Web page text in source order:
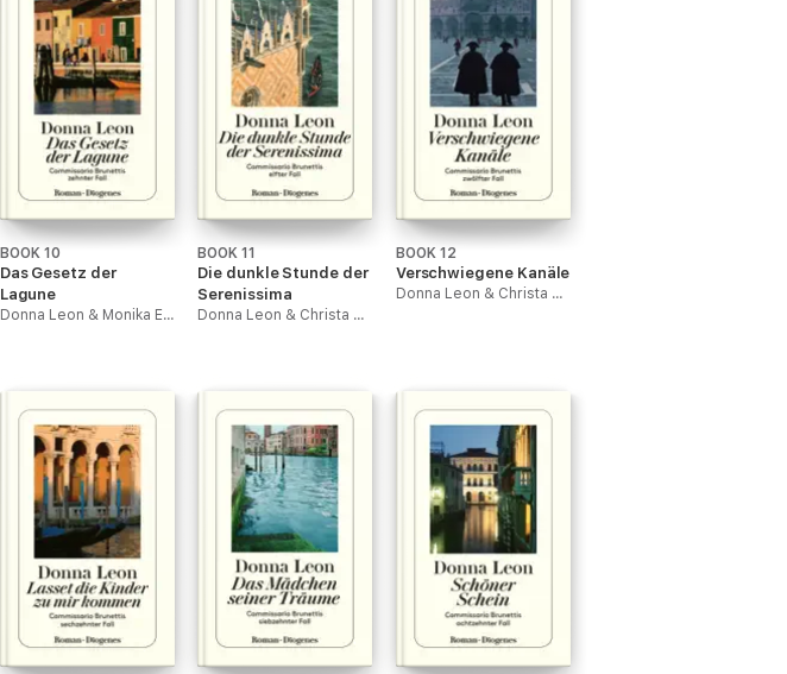
BOOK 10
Das Gesetz der
Lagune
Donna Leon & Monika Elwenspoek
BOOK 11
Die dunkle Stunde der
Serenissima
Donna Leon & Christa E. Seibicke
BOOK 12
Verschwiegene Kanäle
Donna Leon & Christa E. Seibicke